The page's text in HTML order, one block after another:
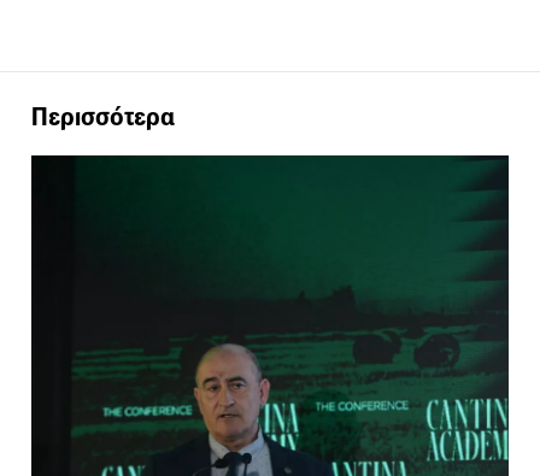
Περισσότερα